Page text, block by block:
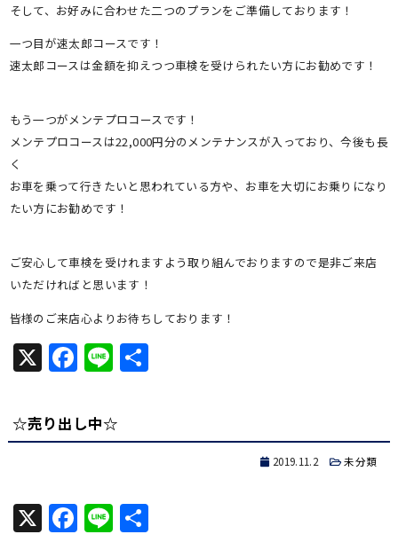
そして、お好みに合わせた二つのプランをご準備しております！
一つ目が速太郎コースです！
速太郎コースは金額を抑えつつ車検を受けられたい方にお勧めです！
もう一つがメンテプロコースです！
メンテプロコースは22,000円分のメンテナンスが入っており、今後も長
く
お車を乗って行きたいと思われている方や、お車を大切にお乗りになり
たい方にお勧めです！
ご安心して車検を受けれますよう取り組んでおりますので是非ご来店
いただければと思います！
皆様のご来店心よりお待ちしております！
X Facebook
Line共
☆売り出し中☆
2019.11.2 未分類
X Facebook
Line共